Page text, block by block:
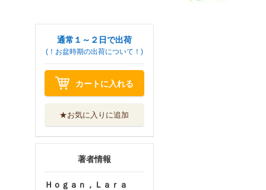
通常１～２日で出荷
(！お盆時期の出荷について！)
カートに入れる
★お気に入りに追加
著者情報
Ｈｏｇａｎ，Ｌａｒａ